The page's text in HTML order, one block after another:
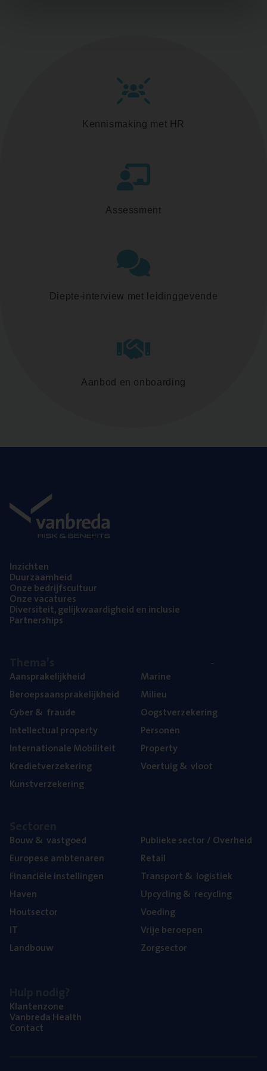
Kennismaking met HR
Assessment
Diepte-interview met leidinggevende
Aanbod en onboarding
Inzich­ten
Duur­zaam­heid
Onze bedrijfs­cul­tuur
Onze vaca­tu­res
Diver­si­teit, gelijk­waar­dig­heid en inclusie
Part­ner­ships
Aan­spra­ke­lijk­heid
Beroeps­aan­spra­ke­lijk­heid
Cyber& fraude
Intel­lec­tu­al property
Inter­na­ti­o­na­le Mobiliteit
Kre­diet­ver­ze­ke­ring
Kunst­ver­ze­ke­ring
Mari­ne
Mili­eu
Oogst­ver­ze­ke­ring
Per­so­nen
Pro­per­ty
Voer­tuig& vloot
Bouw& vastgoed
Euro­pe­se ambtenaren
Finan­ci­ë­le instellingen
Haven
Hout­sec­tor
IT
Land­bouw
Publie­ke sec­tor / Overheid
Retail
Trans­port& logistiek
Upcy­cling& recycling
Voe­ding
Vrije beroe­pen
Zorg­sec­tor
Klan­ten­zo­ne
Van­b­re­da Health
Con­tact